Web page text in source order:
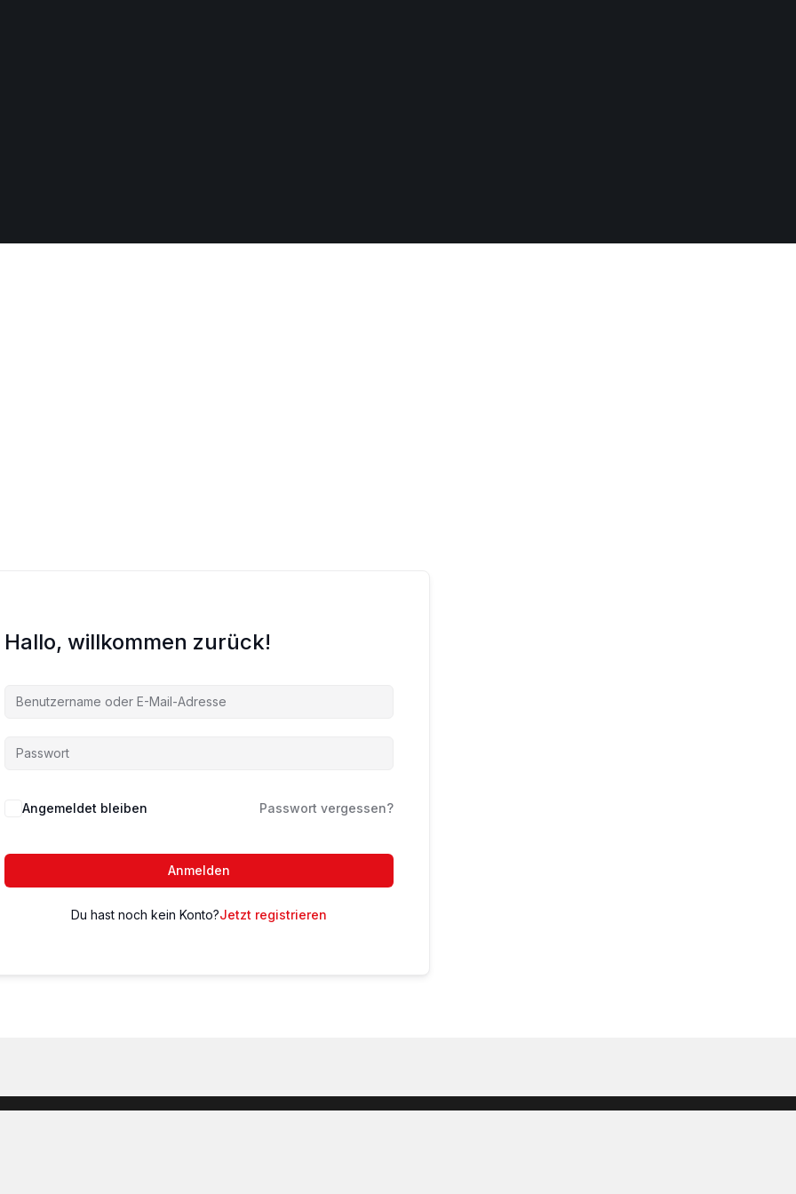
Hallo, willkommen zurück!
Angemeldet bleiben Passwort vergessen?
Anmelden
Du hast noch kein Konto?Jetzt registrieren